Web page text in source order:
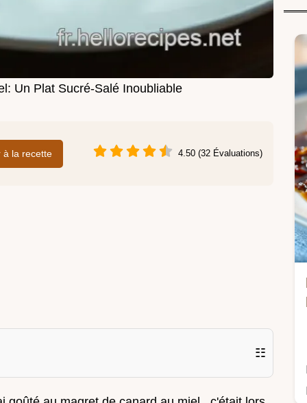
Un Plat Sucré-Salé Inoubliable
à la recette 4.50 (32 Évaluations)
☷